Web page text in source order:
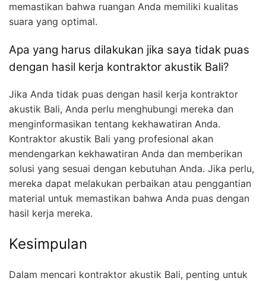
memastikan bahwa ruangan Anda memiliki kualitas
suara yang optimal.
Apa yang harus dilakukan jika saya tidak puas
dengan hasil kerja kontraktor akustik Bali?
Jika Anda tidak puas dengan hasil kerja kontraktor
akustik Bali, Anda perlu menghubungi mereka dan
menginformasikan tentang kekhawatiran Anda.
Kontraktor akustik Bali yang profesional akan
mendengarkan kekhawatiran Anda dan memberikan
solusi yang sesuai dengan kebutuhan Anda. Jika perlu,
mereka dapat melakukan perbaikan atau penggantian
material untuk memastikan bahwa Anda puas dengan
hasil kerja mereka.
Kesimpulan
Dalam mencari kontraktor akustik Bali, penting untuk